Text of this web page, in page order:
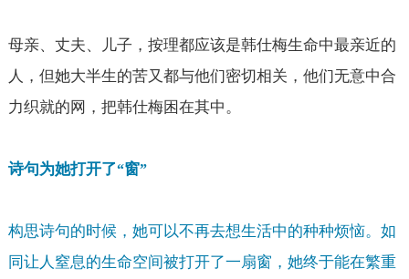
母亲、丈夫、儿子，按理都应该是韩仕梅生命中最亲近的
人，但她大半生的苦又都与他们密切相关，他们无意中合
力织就的网，把韩仕梅困在其中。
诗句为她打开了“窗”
构思诗句的时候，她可以不再去想生活中的种种烦恼。如
同让人窒息的生命空间被打开了一扇窗，她终于能在繁重